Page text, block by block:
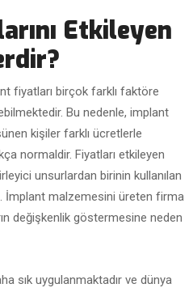
Etkileyen
fiyatları birçok farklı faktöre
Bu nedenle, implant
kişiler farklı ücretlerle
normaldir. Fiyatları etkileyen
unsurlardan birinin kullanılan
İmplant malzemesini üreten firma
değişkenlik göstermesine neden
sık uygulanmaktadır ve dünya